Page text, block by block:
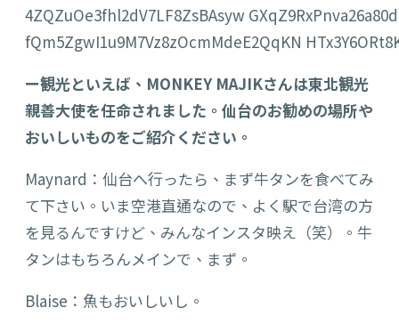
ー観光といえば、MONKEY MAJIKさんは東北観光
親善大使を任命されました。仙台のお勧めの場所や
おいしいものをご紹介ください。
Maynard：仙台へ行ったら、まず牛タンを食べてみ
て下さい。いま空港直通なので、よく駅で台湾の方
を見るんですけど、みんなインスタ映え（笑）。牛
タンはもちろんメインで、まず。
Blaise：魚もおいしいし。